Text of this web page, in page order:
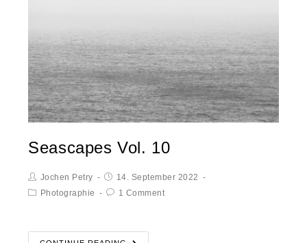
Seascapes Vol. 10
Jochen Petry
14. September 2022
Photographie
1 Comment